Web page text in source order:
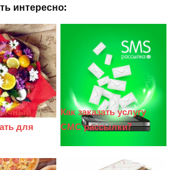
интересно:
для
Как заказать услугу
СМС рассылки?